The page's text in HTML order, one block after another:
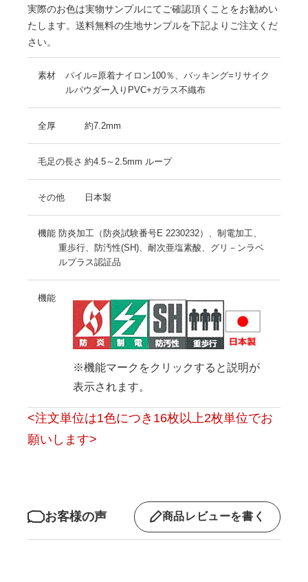
実際のお色は実物サンプルにてご確認頂くことをお勧めい
たします。送料無料の生地サンプルを下記よりご注文くだ
さい。
素材
パイル=原着ナイロン100％、バッキング=リサイク
ルパウダー入りPVC+ガラス不織布
全厚 約7.2mm
毛足の長さ 約4.5～2.5mm ループ
その他 日本製
機能 防炎加工（防炎試験番号E 2230232）、制電加工、
重歩行、防汚性(SH)、耐次亜塩素酸、グリ－ンラベ
ルプラス認証品
機能
※機能マークをクリックすると説明が
表示されます。
<注文単位は1色につき16枚以上2枚単位でお
願いします>
お客様の声 商品レビューを書く